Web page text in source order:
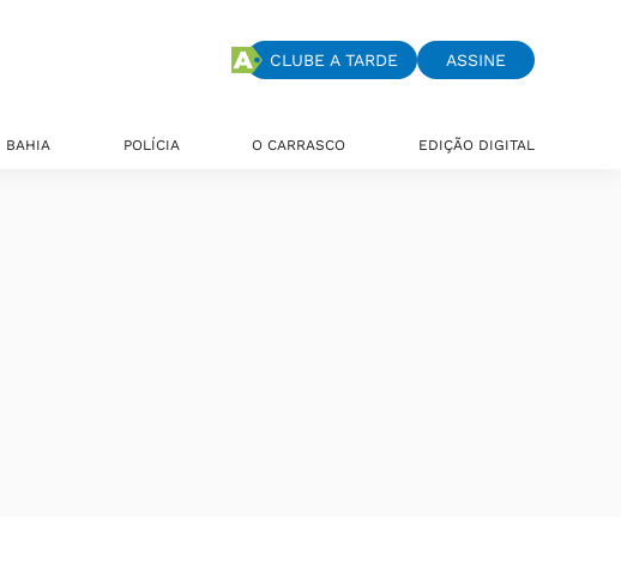
CLUBE A TARDE ASSINE
BAHIA POLÍCIA O CARRASCO EDIÇÃO DIGITAL